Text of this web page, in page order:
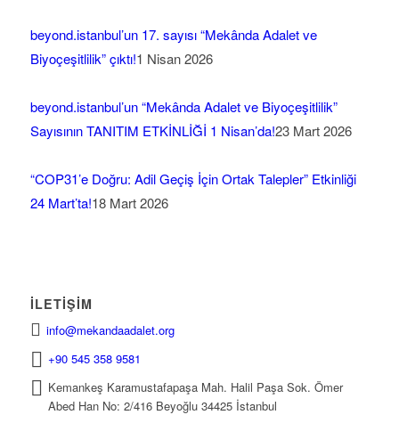
beyond.istanbul’un 17. sayısı “Mekânda Adalet ve
Biyoçeşitlilik” çıktı!1 Nisan 2026
beyond.istanbul’un “Mekânda Adalet ve Biyoçeşitlilik”
Sayısının TANITIM ETKİNLİĞİ 1 Nisan’da!23 Mart 2026
“COP31’e Doğru: Adil Geçiş İçin Ortak Talepler” Etkinliği
24 Mart’ta!18 Mart 2026
İLETIŞIM
info@mekandaadalet.org
+90 545 358 9581
Kemankeş Karamustafapaşa Mah. Halil Paşa Sok. Ömer
Abed Han No: 2/416 Beyoğlu 34425 İstanbul